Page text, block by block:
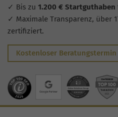
✓ Bis zu 1.200 € Startguthaben
✓ Maximale Transparenz, über
zertifiziert.
Kostenloser Beratungstermin